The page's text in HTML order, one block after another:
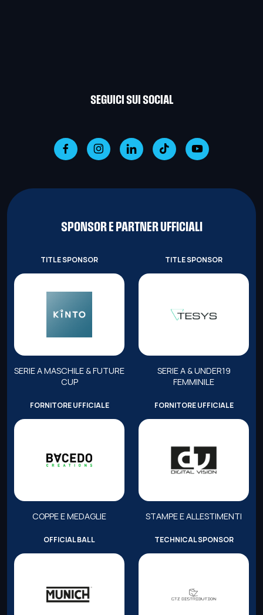
SEGUICI SUI SOCIAL
SPONSOR E PARTNER UFFICIALI
TITLE SPONSOR
SERIE A MASCHILE & FUTURE
CUP
TITLE SPONSOR
SERIE A & UNDER19
FEMMINILE
FORNITORE UFFICIALE
COPPE E MEDAGLIE
FORNITORE UFFICIALE
STAMPE E ALLESTIMENTI
OFFICIAL BALL TECHNICAL SPONSOR